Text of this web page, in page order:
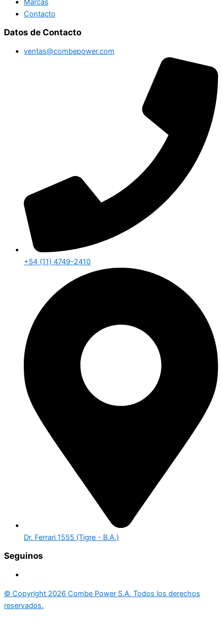
Marcas
Contacto
Datos de Contacto
ventas@combepower.com
+54 (11) 4749-2410
Dr. Ferrari 1555 (Tigre - B.A.)
Seguinos
© Copyright 2026 Combe Power S.A. Todos los derechos
reservados.